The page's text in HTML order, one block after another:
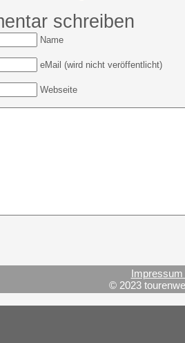
schreiben
Name
eMail (wird nicht veröffentlicht)
Webseite
© 2023